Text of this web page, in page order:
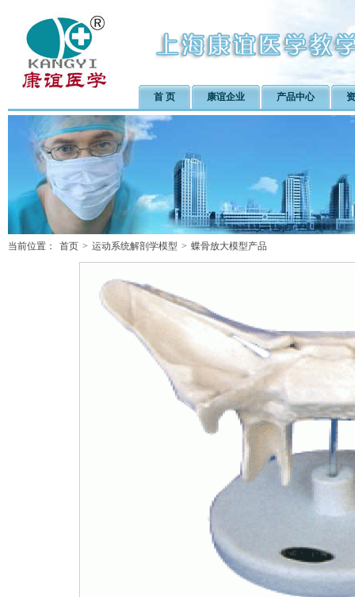
首 页 康谊企业 产品中心
当前位置： 首页 > 运动系统解剖学模型 > 蝶骨放大模型产品